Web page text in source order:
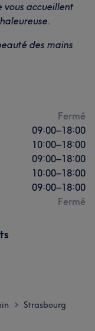
vous accueillent
des mains
Fermé
09:00–18:00
10:00–18:00
09:00–18:00
10:00–18:00
09:00–18:00
Fermé
> Strasbourg